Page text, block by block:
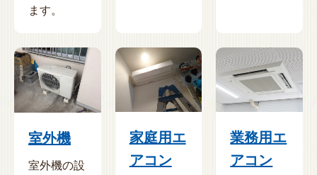
ます。
室外機
室外機の設
家庭用エ
アコン
業務用エ
アコン